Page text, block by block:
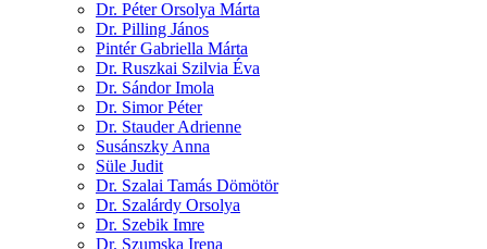
Dr. Péter Orsolya Márta
Dr. Pilling János
Pintér Gabriella Márta
Dr. Ruszkai Szilvia Éva
Dr. Sándor Imola
Dr. Simor Péter
Dr. Stauder Adrienne
Susánszky Anna
Süle Judit
Dr. Szalai Tamás Dömötör
Dr. Szalárdy Orsolya
Dr. Szebik Imre
Dr. Szumska Irena